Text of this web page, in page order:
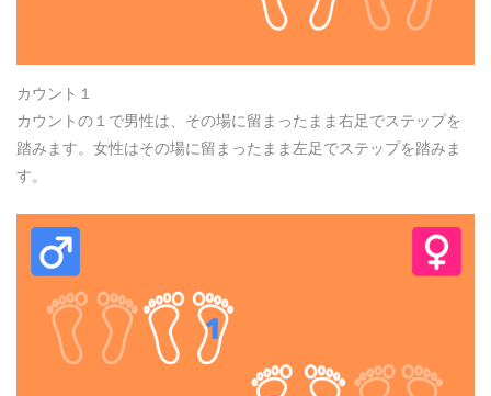
カウント１
カウントの１で男性は、その場に留まったまま右足でステップを
踏みます。女性はその場に留まったまま左足でステップを踏みま
す。